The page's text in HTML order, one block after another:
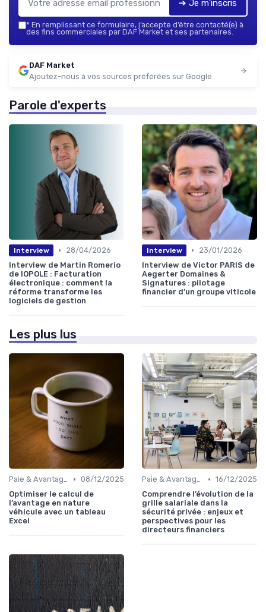
➔ Je m'inscris
* En remplissant ce formulaire, j’accepte d’être contacté(e) à
des fins commerciales par DAF Market et ses partenaires.
DAF Market
Ajoutez-nous à vos sources préférées sur Google
Parole d'experts
Interview •
28/04/2026
Interview de Martin Romerio
de IOPOLE : Facturation
électronique : comment la
réforme transforme les
logiciels de gestion
Interview •
23/01/2026
Interview de Victor PARIS de
Aegerter Domaines &
Signatures : pilotage
financier d’un groupe viticole
Les plus lus
Paie & Avantages • 08/12/2025
Optimiser le calcul de
l’avantage en nature
véhicule avec un tableau
Excel
Paie & Avantages • 16/12/2025
Comprendre l’évolution de la
grille salariale dans la
sécurité privée : enjeux et
perspectives pour les
directeurs financiers